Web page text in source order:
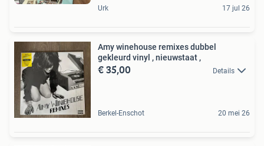
Urk 17 jul 26
Amy winehouse remixes dubbel
gekleurd vinyl , nieuwstaat ,
€ 35,00 Details
Berkel-Enschot 20 mei 26